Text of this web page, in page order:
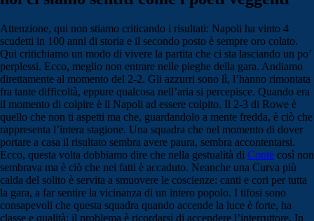
Attenzione, qui non stiamo criticando i risultati: Napoli ha vinto 4
scudetti in 100 anni di storia e il secondo posto è sempre oro colato.
Qui critichiamo un modo di vivere la partita che ci sta lasciando un po’
perplessi. Ecco, meglio non entrare nelle pieghe della gara. Andiamo
direttamente al momento del 2-2. Gli azzurri sono lì, l’hanno rimontata
fra tante difficoltà, eppure qualcosa nell’aria si percepisce. Quando era
il momento di colpire è il Napoli ad essere colpito. Il 2-3 di Rowe è
quello che non ti aspetti ma che, guardandolo a mente fredda, è ciò che
rappresenta l’intera stagione. Una squadra che nel momento di dover
portare a casa il risultato sembra avere paura, sembra accontentarsi.
Ecco, questa volta dobbiamo dire che nella gestualità di Conte così non
sembrava ma è ciò che nei fatti è accaduto. Neanche una Curva più
calda del solito è servita a smuovere le coscienze: canti e cori per tutta
la gara, a far sentire la vicinanza di un intero popolo. I tifosi sono
consapevoli che questa squadra quando accende la luce è forte, ha
classe e qualità: il problema è ricordarsi di accendere l’interruttore. In